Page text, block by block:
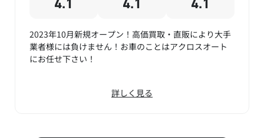
4.1 4.1 4.1
2023年10月新規オープン！高価買取・直販により大手
業者様には負けません！お車のことはアクロスオート
にお任せ下さい！
詳しく見る